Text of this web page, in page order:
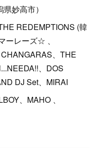
妙高市）
REDEMPTIONS (韓
ーレーズ☆ 、
、THE
、DOS
DJ Set、MIRAI
、MAHO 、